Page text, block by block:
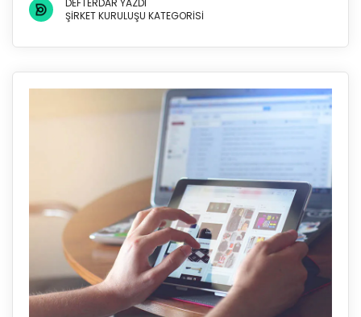
DEFTERDAR YAZDI
ŞIRKET KURULUŞU KATEGORISI